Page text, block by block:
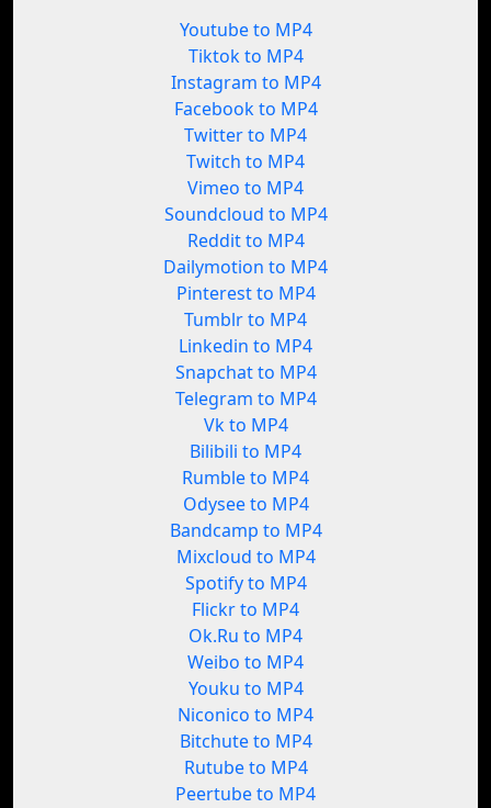
Youtube to MP4
Tiktok to MP4
Instagram to MP4
Facebook to MP4
Twitter to MP4
Twitch to MP4
Vimeo to MP4
Soundcloud to MP4
Reddit to MP4
Dailymotion to MP4
Pinterest to MP4
Tumblr to MP4
Linkedin to MP4
Snapchat to MP4
Telegram to MP4
Vk to MP4
Bilibili to MP4
Rumble to MP4
Odysee to MP4
Bandcamp to MP4
Mixcloud to MP4
Spotify to MP4
Flickr to MP4
Ok.Ru to MP4
Weibo to MP4
Youku to MP4
Niconico to MP4
Bitchute to MP4
Rutube to MP4
Peertube to MP4